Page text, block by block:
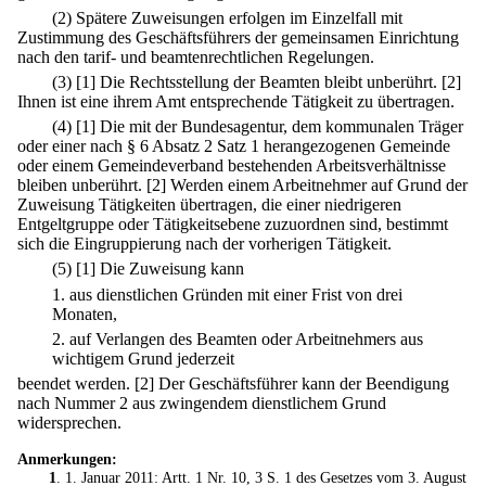
(2) Spätere Zuweisungen erfolgen im Einzelfall mit
Zustimmung des Geschäftsführers der gemeinsamen Einrichtung
nach den tarif- und beamtenrechtlichen Regelungen.
(3) [1] Die Rechtsstellung der Beamten bleibt unberührt. [2]
Ihnen ist eine ihrem Amt entsprechende Tätigkeit zu übertragen.
(4) [1] Die mit der Bundesagentur, dem kommunalen Träger
oder einer nach § 6 Absatz 2 Satz 1 herangezogenen Gemeinde
oder einem Gemeindeverband bestehenden Arbeitsverhältnisse
bleiben unberührt. [2] Werden einem Arbeitnehmer auf Grund der
Zuweisung Tätigkeiten übertragen, die einer niedrigeren
Entgeltgruppe oder Tätigkeitsebene zuzuordnen sind, bestimmt
sich die Eingruppierung nach der vorherigen Tätigkeit.
(5) [1] Die Zuweisung kann
1. aus dienstlichen Gründen mit einer Frist von drei
Monaten,
2. auf Verlangen des Beamten oder Arbeitnehmers aus
wichtigem Grund jederzeit
beendet werden. [2] Der Geschäftsführer kann der Beendigung
nach Nummer 2 aus zwingendem dienstlichem Grund
widersprechen.
Anmerkungen:
1. 1. Januar 2011: Artt. 1 Nr. 10, 3 S. 1 des Gesetzes vom 3. August